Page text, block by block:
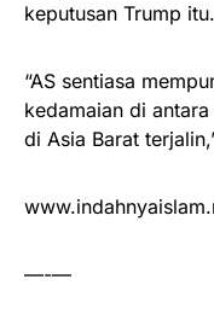
keputusan Trump itu.
“AS sentiasa
kedamai­an di
di Asia Barat
—-—